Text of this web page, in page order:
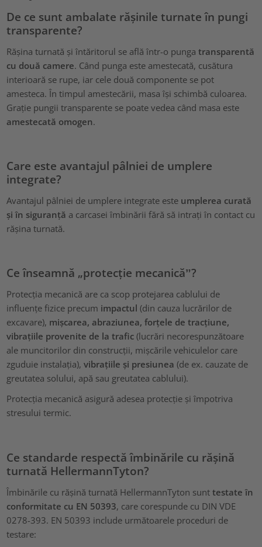
De ce sunt ambalate rășinile turnate în pungi
transparente?
Rășina turnată și întăritorul se află într-o pungatransparentă
cu două camere. Când punga este amestecată, cusătura
interioară se rupe, iar cele două componente se pot
amesteca. În timpul amestecării, masa își schimbă culoarea.
Grație pungii transparente se poate vedea când masa este
amestecată omogen.
Care este avantajul pâlniei de umplere
integrate?
Avantajul pâlniei de umplere integrate este umplerea curată
și în siguranță a carcasei îmbinării fără să intrați în contact cu
rășina turnată.
Ce înseamnă „protecție mecanicăˮ?
Protecția mecanică are ca scop protejarea cablului de
influențe fizice precum impactul(din cauza lucrărilor de
excavare), mișcarea, abraziunea, forțele de tracțiune,
vibrațiile provenite de la trafic (lucrări necorespunzătoare
ale muncitorilor din construcții, mișcările vehiculelor care
zguduie instalația),vibrațiile și presiunea (de ex. cauzate de
greutatea solului, apă sau greutatea cablului).
Protecția mecanică asigură adesea protecție și împotriva
stresului termic.
Ce standarde respectă îmbinările cu rășină
turnată HellermannTyton?
Îmbinările cu rășină turnată HellermannTyton sunttestate în
conformitate cu EN 50393, care corespunde cu DIN VDE
0278-393. EN 50393 include următoarele proceduri de
testare: